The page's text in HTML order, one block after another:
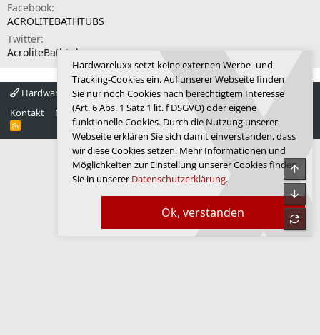
Facebook
ACROLITEBATHTUBS
Twitter
AcroliteBathtub
Hardwareluxx 4.0
Deutsch
Kontakt
Nutzungsbedingungen Datenschutz Hilfe
R
Ok, verstanden
Hardwareluxx setzt keine externen Werbe- und
Tracking-Cookies ein. Auf unserer Webseite finden
Sie nur noch Cookies nach berechtigtem Interesse
(Art. 6 Abs. 1 Satz 1 lit. f DSGVO) oder eigene
funktionelle Cookies. Durch die Nutzung unserer
Webseite erklären Sie sich damit einverstanden, dass
wir diese Cookies setzen. Mehr Informationen und
Möglichkeiten zur Einstellung unserer Cookies finden
Sie in unserer Datenschutzerklärung.